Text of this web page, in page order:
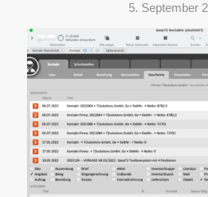
5. September